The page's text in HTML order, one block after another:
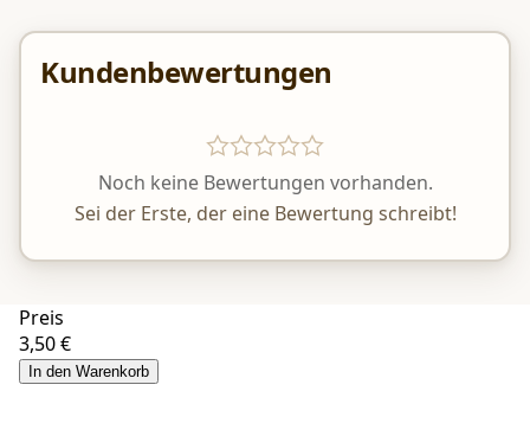
Kundenbewertungen
Noch keine Bewertungen vorhanden.
Sei der Erste, der eine Bewertung schreibt!
Preis
3,50 €
In den Warenkorb